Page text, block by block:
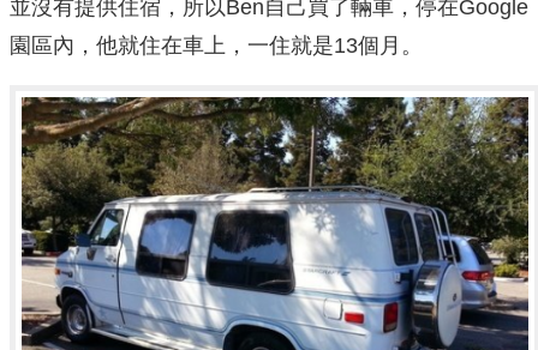
並沒有提供住宿，所以Ben自己買了輛車，停在Google
園區內，他就住在車上，一住就是13個月。